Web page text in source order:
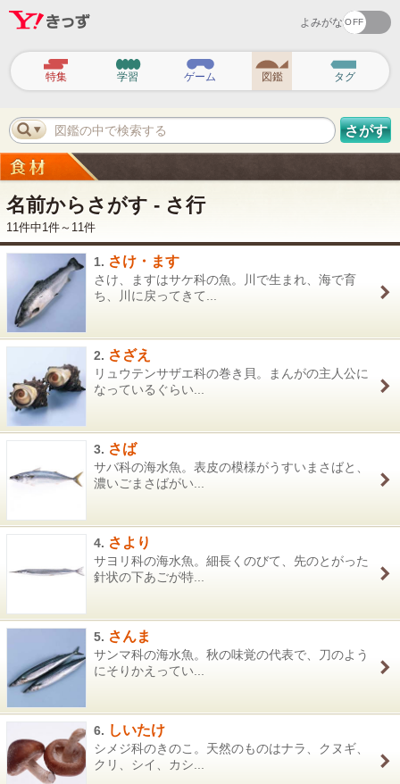
よみがな
ビ
ゲ
ー
シ
ョ
ン
特集 学習 ゲーム 図鑑 タグ
図鑑の中で検索する さがす
名前からさがす - さ行
11件中1件～11件
1. さけ・ます
さけ、ますはサケ科の魚。川で生まれ、海で育
ち、川に戻ってきて...
2. さざえ
リュウテンサザエ科の巻き貝。まんがの主人公に
なっているぐらい...
3. さば
サバ科の海水魚。表皮の模様がうすいまさばと、
濃いごまさばがい...
4. さより
サヨリ科の海水魚。細長くのびて、先のとがった
針状の下あごが特...
5. さんま
サンマ科の海水魚。秋の味覚の代表で、刀のよう
にそりかえってい...
6. しいたけ
シメジ科のきのこ。天然のものはナラ、クヌギ、
クリ、シイ、カシ...